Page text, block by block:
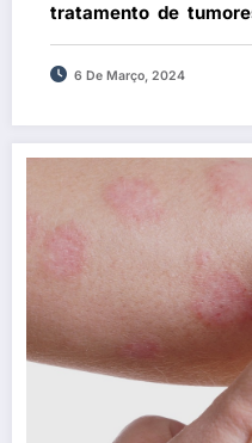
tratamento de
pulmão
6 De Março, 2024